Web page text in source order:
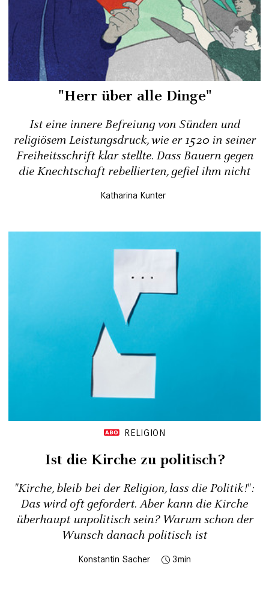
"Herr über alle Dinge"
Ist eine innere Befreiung von Sünden und
religiösem Leistungsdruck, wie er 1520 in seiner
Freiheitsschrift klar stellte. Dass Bauern gegen
die Knechtschaft rebellierten, gefiel ihm nicht
Katharina Kunter
RELIGION
Ist die Kirche zu politisch?
"Kirche, bleib bei der Religion, lass die Politik!":
Das wird oft gefordert. Aber kann die Kirche
überhaupt unpolitisch sein? Warum schon der
Wunsch danach politisch ist
Konstantin Sacher 3